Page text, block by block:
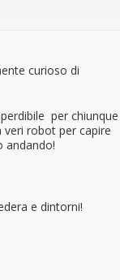
curioso di
per chiunque
robot per capire
andando!
e dintorni!